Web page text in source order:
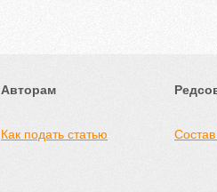
Авторам
Как подать статью